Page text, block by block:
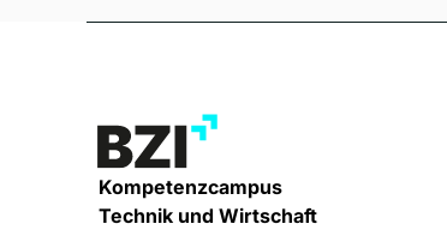
Kompetenzcampus
Technik und Wirtschaft